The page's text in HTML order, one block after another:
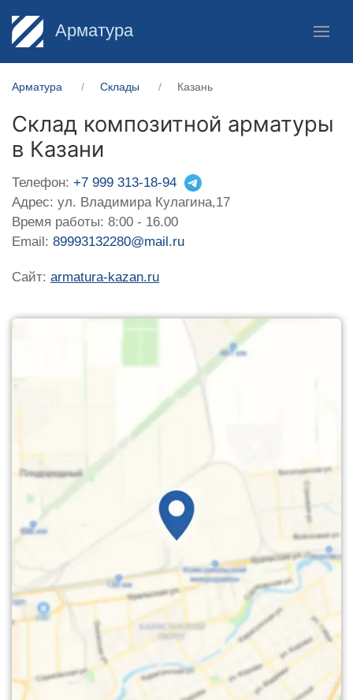
Арматура
Арматура Склады Казань
Склад композитной арматуры
в Казани
Телефон: +7 999 313-18-94
Адрес: ул. Владимира Кулагина,17
Время работы: 8:00 - 16.00
Email: 89993132280@mail.ru
Сайт: armatura-kazan.ru